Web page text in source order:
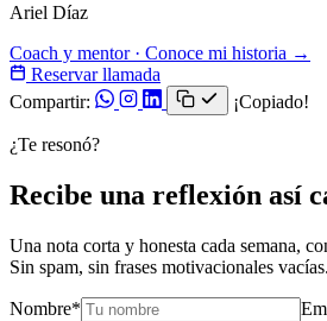
Ariel Díaz
Coach y mentor · Conoce mi historia →
Reservar llamada
Compartir:
¡Copiado!
¿Te resonó?
Recibe una reflexión así
Una nota corta y honesta cada semana,
Sin spam, sin frases motivacionales vacías.
Nombre*